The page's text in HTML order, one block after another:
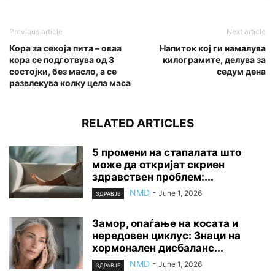
Previous article
Кора за секоја пита – оваа
кора се подготвува од 3
состојки, без масло, а се
развлекува колку цела маса
Next article
Напиток кој ги намалува
килограмите, делува за
седум дена
RELATED ARTICLES
5 промени на стапалата што
може да откријат скриен
здравствен проблем:...
ЗДРАВЈЕ NMD - June 1, 2026
Замор, опаѓање на косата и
нередовен циклус: Знаци на
хормонален дисбаланс...
ЗДРАВЈЕ NMD - June 1, 2026